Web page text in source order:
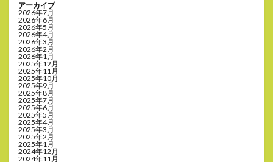
アーカイブ
2026年7月
2026年6月
2026年5月
2026年4月
2026年3月
2026年2月
2026年1月
2025年12月
2025年11月
2025年10月
2025年9月
2025年8月
2025年7月
2025年6月
2025年5月
2025年4月
2025年3月
2025年2月
2025年1月
2024年12月
2024年11月